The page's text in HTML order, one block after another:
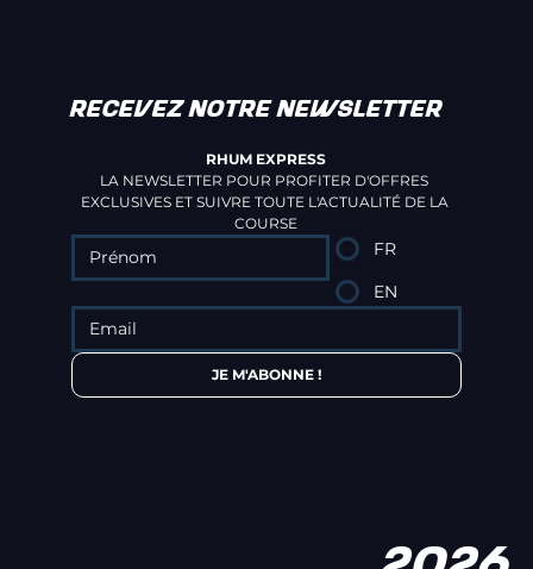
RECEVEZ NOTRE NEWSLETTER
RHUM EXPRESS
LA NEWSLETTER POUR PROFITER D'OFFRES
EXCLUSIVES ET SUIVRE TOUTE L'ACTUALITÉ DE LA
COURSE
FR
EN
JE M'ABONNE !